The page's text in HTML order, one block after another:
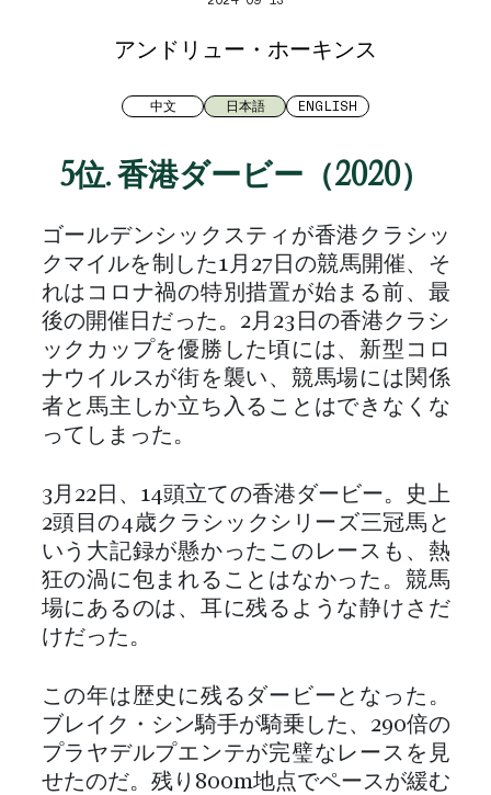
アンドリュー・ホーキンス
中文 日本語 ENGLISH
5位. 香港ダービー（2020）
ゴールデンシックスティが香港クラシッ
クマイルを制した1月27日の競馬開催、そ
れはコロナ禍の特別措置が始まる前、最
後の開催日だった。2月23日の香港クラシ
ックカップを優勝した頃には、新型コロ
ナウイルスが街を襲い、競馬場には関係
者と馬主しか立ち入ることはできなくな
ってしまった。
3月22日、14頭立ての香港ダービー。史上
2頭目の4歳クラシックシリーズ三冠馬と
いう大記録が懸かったこのレースも、熱
狂の渦に包まれることはなかった。競馬
場にあるのは、耳に残るような静けさだ
けだった。
この年は歴史に残るダービーとなった。
ブレイク・シン騎手が騎乗した、290倍の
プラヤデルプエンテが完璧なレースを見
せたのだ。残り800m地点でペースが緩む